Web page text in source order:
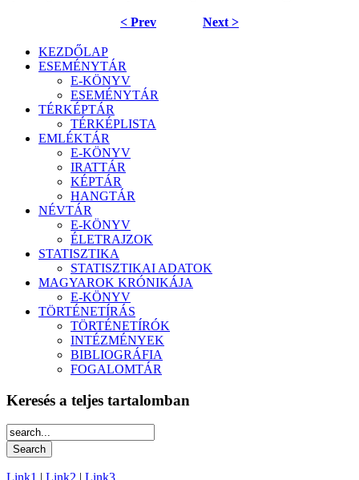
< Prev Next >
KEZDŐLAP
ESEMÉNYTÁR
E-KÖNYV
ESEMÉNYTÁR
TÉRKÉPTÁR
TÉRKÉPLISTA
EMLÉKTÁR
E-KÖNYV
IRATTÁR
KÉPTÁR
HANGTÁR
NÉVTÁR
E-KÖNYV
ÉLETRAJZOK
STATISZTIKA
STATISZTIKAI ADATOK
MAGYAROK KRÓNIKÁJA
E-KÖNYV
TÖRTÉNETÍRÁS
TÖRTÉNETÍRÓK
INTÉZMÉNYEK
BIBLIOGRÁFIA
FOGALOMTÁR
Keresés a teljes tartalomban